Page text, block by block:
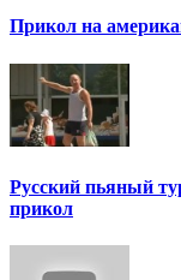
Прикол на
Русский пьяный
прикол